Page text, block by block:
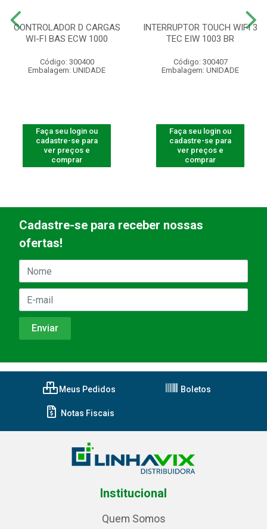
CONTROLADOR D CARGAS
WI-FI BAS ECW 1000
Código: 300400
Embalagem: UNIDADE
Faça seu login ou
cadastre-se para
ver preços e
comprar
INTERRUPTOR TOUCH WIFI 3
TEC EIW 1003 BR
Código: 300407
Embalagem: UNIDADE
Faça seu login ou
cadastre-se para
ver preços e
comprar
Cadastre-se para receber nossas
ofertas!
Meus Pedidos Boletos
Notas Fiscais
Institucional
Quem Somos